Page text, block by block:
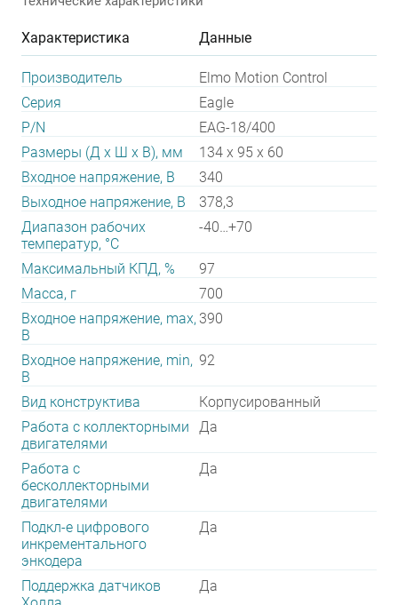
Характеристика Данные
Производитель
Elmo Motion Control
Серия
Eagle
P/N
EAG-18/400
Размеры (Д х Ш х В), мм
134 x 95 x 60
Входное напряжение, В
340
Выходное напряжение, В
378,3
Диапазон рабочих
температур, °С
-40…+70
Максимальный КПД, %
97
Масса, г
700
Входное напряжение, max,
В
390
Входное напряжение, min,
В
92
Вид конструктива
Корпусированный
Работа с коллекторными
двигателями
Да
Работа с
бесколлекторными
двигателями
Да
Подкл-е цифрового
инкрементального
энкодера
Да
Поддержка датчиков
Да